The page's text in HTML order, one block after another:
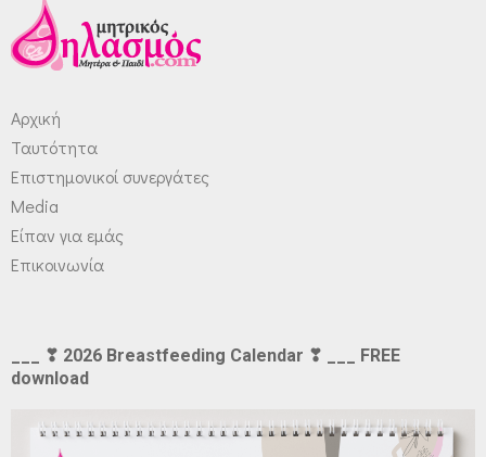
Αρχική
Ταυτότητα
Επιστημονικοί συνεργάτες
Media
Είπαν για εμάς
Επικοινωνία
___ ❣ 2026 Breastfeeding Calendar ❣ ___ FREE
download